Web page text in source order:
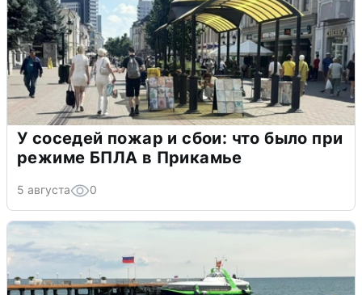
У соседей пожар и сбои: что было при
режиме БПЛА в Прикамье
5 августа 0